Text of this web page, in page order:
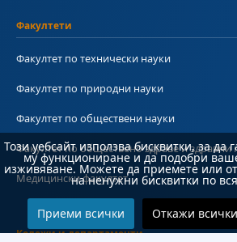
Факултети
Факултет по технически науки
Факултет по природни науки
Факултет по обществени науки
Факултет по обществено здраве и здравни
Медицински факултет
Колежи и департаменти
Този уебсайт използва бисквитки, за да
му функциониране и да подобри
изживяване. Можете да приемете или
на ненужни бисквитки по
Приеми всички Откажи всички